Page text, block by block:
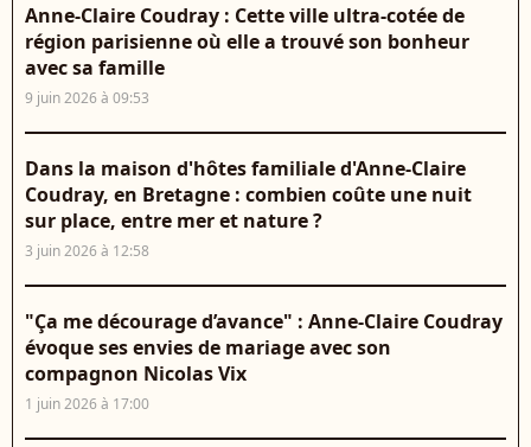
Anne-Claire Coudray : Cette ville ultra-cotée de
région parisienne où elle a trouvé son bonheur
avec sa famille
9 juin 2026 à 09:53
Dans la maison d'hôtes familiale d'Anne-Claire
Coudray, en Bretagne : combien coûte une nuit
sur place, entre mer et nature ?
3 juin 2026 à 12:58
"Ça me décourage d’avance" : Anne-Claire Coudray
évoque ses envies de mariage avec son
compagnon Nicolas Vix
1 juin 2026 à 17:00